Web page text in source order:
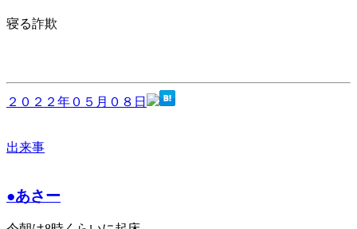
寝る詐欺
２０２２年０５月０８日
出来事
●あさー